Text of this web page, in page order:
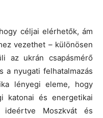
céljai elérhetők, ám
vezethet – különösen
az ukrán csapásmérő
a nyugati felhatalmazás
lényegi eleme, hogy
katonai és energetikai
Moszkvát és